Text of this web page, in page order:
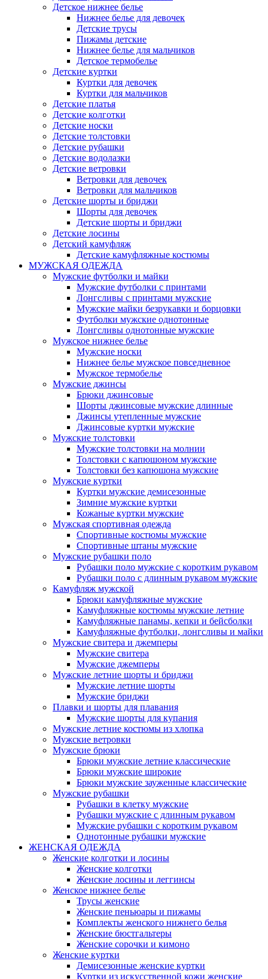
Детское нижнее белье
Нижнее белье для девочек
Детские трусы
Пижамы детские
Нижнее белье для мальчиков
Детское термобелье
Детские куртки
Куртки для девочек
Куртки для мальчиков
Детские платья
Детские колготки
Детские носки
Детские толстовки
Детские рубашки
Детские водолазки
Детские ветровки
Ветровки для девочек
Ветровки для мальчиков
Детские шорты и бриджи
Шорты для девочек
Детские шорты и бриджи
Детские лосины
Детский камуфляж
Детские камуфляжные костюмы
МУЖСКАЯ ОДЕЖДА
Мужские футболки и майки
Мужские футболки с принтами
Лонгсливы с принтами мужские
Мужские майки безрукавки и борцовки
Футболки мужские однотонные
Лонгсливы однотонные мужские
Мужское нижнее белье
Мужские носки
Нижнее белье мужское повседневное
Мужское термобелье
Мужские джинсы
Брюки джинсовые
Шорты джинсовые мужские длинные
Джинсы утепленные мужские
Джинсовые куртки мужские
Мужские толстовки
Мужские толстовки на молнии
Толстовки с капюшоном мужские
Толстовки без капюшона мужские
Мужские куртки
Куртки мужские демисезонные
Зимние мужские куртки
Кожаные куртки мужские
Мужская спортивная одежда
Спортивные костюмы мужские
Спортивные штаны мужские
Мужские рубашки поло
Рубашки поло мужские с коротким рукавом
Рубашки поло с длинным рукавом мужские
Камуфляж мужской
Брюки камуфляжные мужские
Камуфляжные костюмы мужские летние
Камуфляжные панамы, кепки и бейсболки
Камуфляжные футболки, лонгсливы и майки
Мужские свитера и джемперы
Мужские свитера
Мужские джемперы
Мужские летние шорты и бриджи
Мужские летние шорты
Мужские бриджи
Плавки и шорты для плавания
Мужские шорты для купания
Мужские летние костюмы из хлопка
Мужские ветровки
Мужские брюки
Брюки мужские летние классические
Брюки мужские широкие
Брюки мужские зауженные классические
Мужские рубашки
Рубашки в клетку мужские
Рубашки мужские с длинным рукавом
Мужские рубашки с коротким рукавом
Однотонные рубашки мужские
ЖЕНСКАЯ ОДЕЖДА
Женские колготки и лосины
Женские колготки
Женские лосины и леггинсы
Женское нижнее белье
Трусы женские
Женские пеньюары и пижамы
Комплекты женского нижнего белья
Женские бюстгальтеры
Женские сорочки и кимоно
Женские куртки
Демисезонные женские куртки
Куртки из искусственной кожи женские